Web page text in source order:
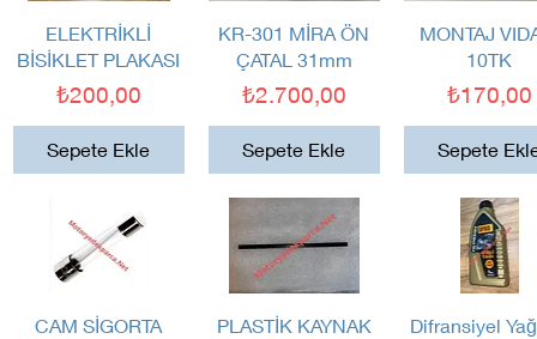
Hızlı Bakış
ELEKTRİKLİ
BİSİKLET PLAKASI
Fiyat
₺200,00
Sepete Ekle
Hızlı Bakış
KR-301 MİRA ÖN
ÇATAL 31mm
Fiyat
₺2.700,00
Sepete Ekle
Hızlı Bakış
MONTAJ
10TK
Fiyat
₺170,00
Sepete
Hızlı Bakış
CAM SİGORTA Hızlı Bakış
PLASTİK KAYNAK
Hızlı Bakış
Difransiyel